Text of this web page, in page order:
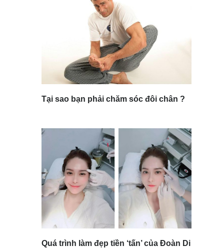
Tại sao bạn phải chăm sóc đôi chân ?
Quá trình làm đẹp tiền ‘tấn’ của Đoàn Di